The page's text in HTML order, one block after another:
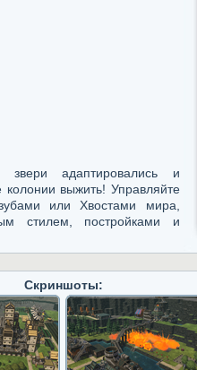
адаптировались и
выжить! Управляйте
или Хвостами мира,
стилем, постройками и
Скриншоты: